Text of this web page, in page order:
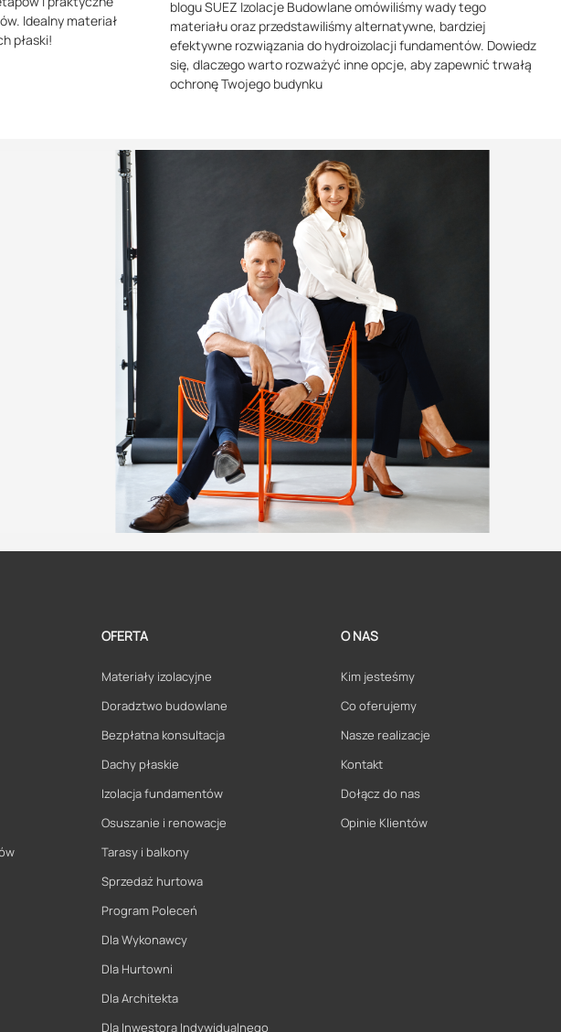
Idealny materiał
płaski!
blogu SUEZ Izolacje Budowlane omówiliśmy wady tego
materiału oraz przedstawiliśmy alternatywne, bardziej
efektywne rozwiązania do hydroizolacji fundamentów. Dowiedz
się, dlaczego warto rozważyć inne opcje, aby zapewnić trwałą
ochronę Twojego budynku
OFERTA
Materiały izolacyjne
Doradztwo budowlane
Bezpłatna konsultacja
Dachy płaskie
Izolacja fundamentów
Osuszanie i renowacje
Tarasy i balkony
Sprzedaż hurtowa
Program Poleceń
Dla Wykonawcy
Dla Hurtowni
Dla Architekta
Dla Inwestora Indywidualnego
O NAS
Kim jesteśmy
Co oferujemy
Nasze realizacje
Kontakt
Dołącz do nas
Opinie Klientów